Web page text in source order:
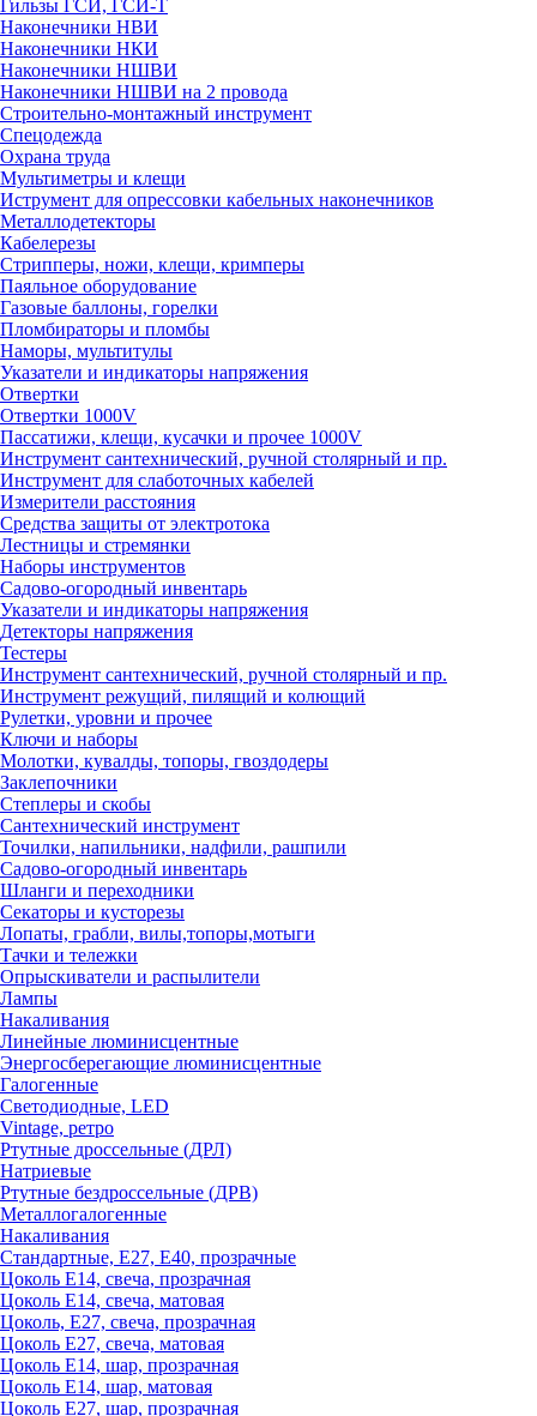
Гильзы ГСИ, ГСИ-Т
Наконечники НВИ
Наконечники НКИ
Наконечники НШВИ
Наконечники НШВИ на 2 провода
Строительно-монтажный инструмент
Спецодежда
Охрана труда
Мультиметры и клещи
Иструмент для опрессовки кабельных наконечников
Металлодетекторы
Кабелерезы
Стрипперы, ножи, клещи, кримперы
Паяльное оборудование
Газовые баллоны, горелки
Пломбираторы и пломбы
Наморы, мультитулы
Указатели и индикаторы напряжения
Отвертки
Отвертки 1000V
Пассатижи, клещи, кусачки и прочее 1000V
Инструмент сантехнический, ручной столярный и пр.
Инструмент для слаботочных кабелей
Измерители расстояния
Средства защиты от электротока
Лестницы и стремянки
Наборы инструментов
Садово-огородный инвентарь
Указатели и индикаторы напряжения
Детекторы напряжения
Тестеры
Инструмент сантехнический, ручной столярный и пр.
Инструмент режущий, пилящий и колющий
Рулетки, уровни и прочее
Ключи и наборы
Молотки, кувалды, топоры, гвоздодеры
Заклепочники
Степлеры и скобы
Сантехнический инструмент
Точилки, напильники, надфили, рашпили
Садово-огородный инвентарь
Шланги и переходники
Секаторы и кусторезы
Лопаты, грабли, вилы,топоры,мотыги
Тачки и тележки
Опрыскиватели и распылители
Лампы
Накаливания
Линейные люминисцентные
Энергосберегающие люминисцентные
Галогенные
Светодиодные, LED
Vintage, ретро
Ртутные дроссельные (ДРЛ)
Натриевые
Ртутные бездроссельные (ДРВ)
Металлогалогенные
Накаливания
Стандартные, Е27, Е40, прозрачные
Цоколь Е14, свеча, прозрачная
Цоколь Е14, свеча, матовая
Цоколь, Е27, свеча, прозрачная
Цоколь Е27, свеча, матовая
Цоколь Е14, шар, прозрачная
Цоколь Е14, шар, матовая
Цоколь Е27, шар, прозрачная